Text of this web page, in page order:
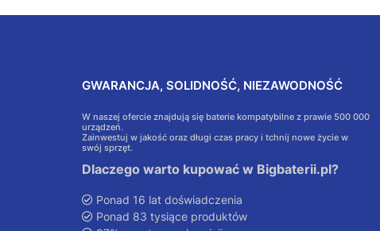
GWARANCJA, SOLIDNOŚĆ, NIEZAWODNOŚĆ
W naszej ofercie znajdują się baterie kompatybilne z prawie 500 000
urządzeń.
Zainwestuj w jakość oraz długi czas pracy i tchnij nowe życie w
swój sprzęt.
Dlaczego warto kupować w Bigbaterii.pl?
Ponad 16 lat doświadczenia
Ponad 83 tysiące produktów